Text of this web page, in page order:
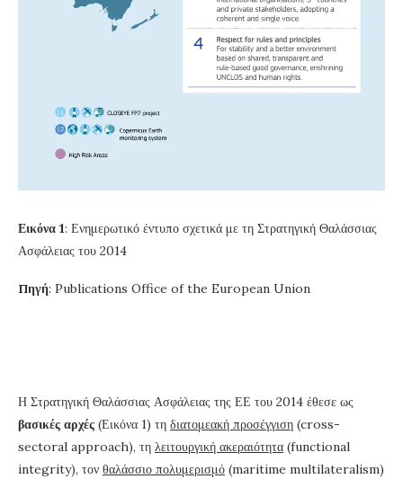
Εικόνα 1: Ενημερωτικό έντυπο σχετικά με τη Στρατηγική Θαλάσσιας
Ασφάλειας του 2014
Πηγή: Publications Office of the European Union
Η Στρατηγική Θαλάσσιας Ασφάλειας της ΕΕ του 2014 έθεσε ως
βασικές αρχές (Εικόνα 1) τη διατομεακή προσέγγιση (cross-
sectoral approach), τη λειτουργική ακεραιότητα (functional
integrity), τον θαλάσσιο πολυμερισμό (maritime multilateralism)